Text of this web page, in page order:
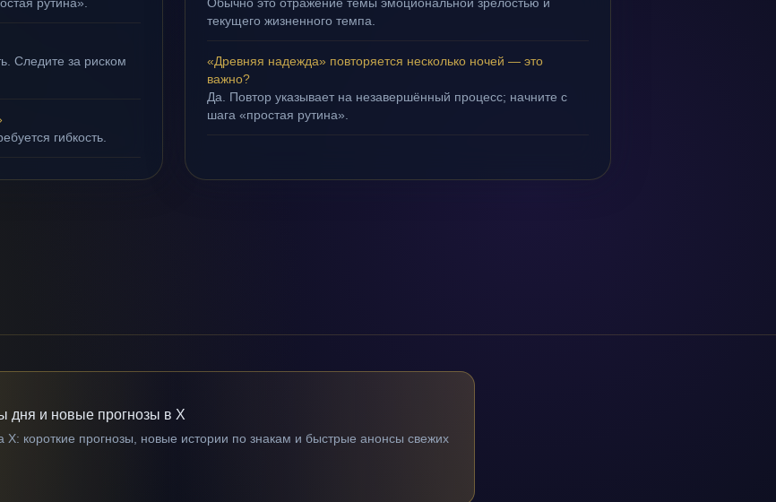
Следите за риском
гибкость.
текущего жизненного темпа.
«Древняя надежда» повторяется несколько ночей — это
важно?
Да. Повтор указывает на незавершённый процесс; начните с
шага «простая рутина».
дня и новые прогнозы в X
X: короткие прогнозы, новые истории по знакам и быстрые анонсы свежих